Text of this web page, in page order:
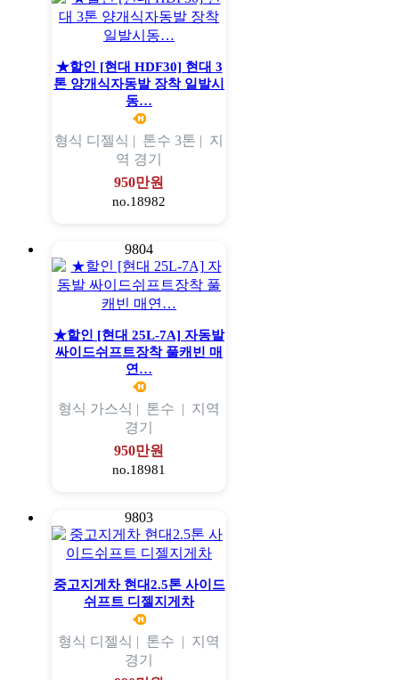
★할인 [현대 HDF30] 현대 3
톤 양개식자동발 장착 일발시
동…
형식 디젤식 | 톤수 3톤 | 지
역 경기
950만원
no.18982
9804
★할인 [현대 25L-7A] 자동발
싸이드쉬프트장착 풀캐빈 매
연…
형식 가스식 | 톤수 | 지역
경기
950만원
no.18981
9803
중고지게차 현대2.5톤 사이드
쉬프트 디젤지게차
형식 디젤식 | 톤수 | 지역
경기